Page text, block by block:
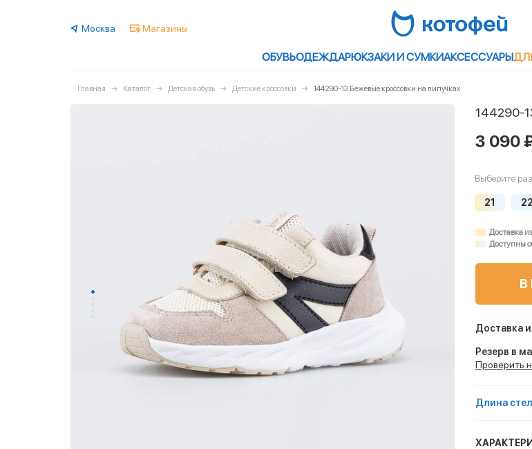
Москва Магазины
ОБУВЬОДЕЖДАРЮКЗАКИ И СУМКИАКСЕССУАРЫ
Главная Каталог Детская обувь Детские кроссовки 144290-13 Бежевые кроссовки на липучках
144290-
3 090
Выберите
21 22
Доставка
Доступны
В
Доставка
Резерв в
Проверить
Длина